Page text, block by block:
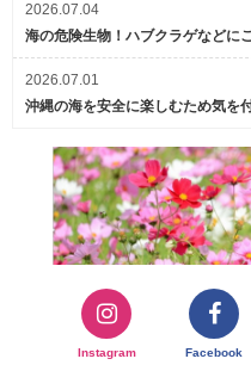
2026.07.04
海の危険生物！ハブクラゲなどに
2026.07.01
沖縄の海を安全に楽しむため気を
Instagram Facebook